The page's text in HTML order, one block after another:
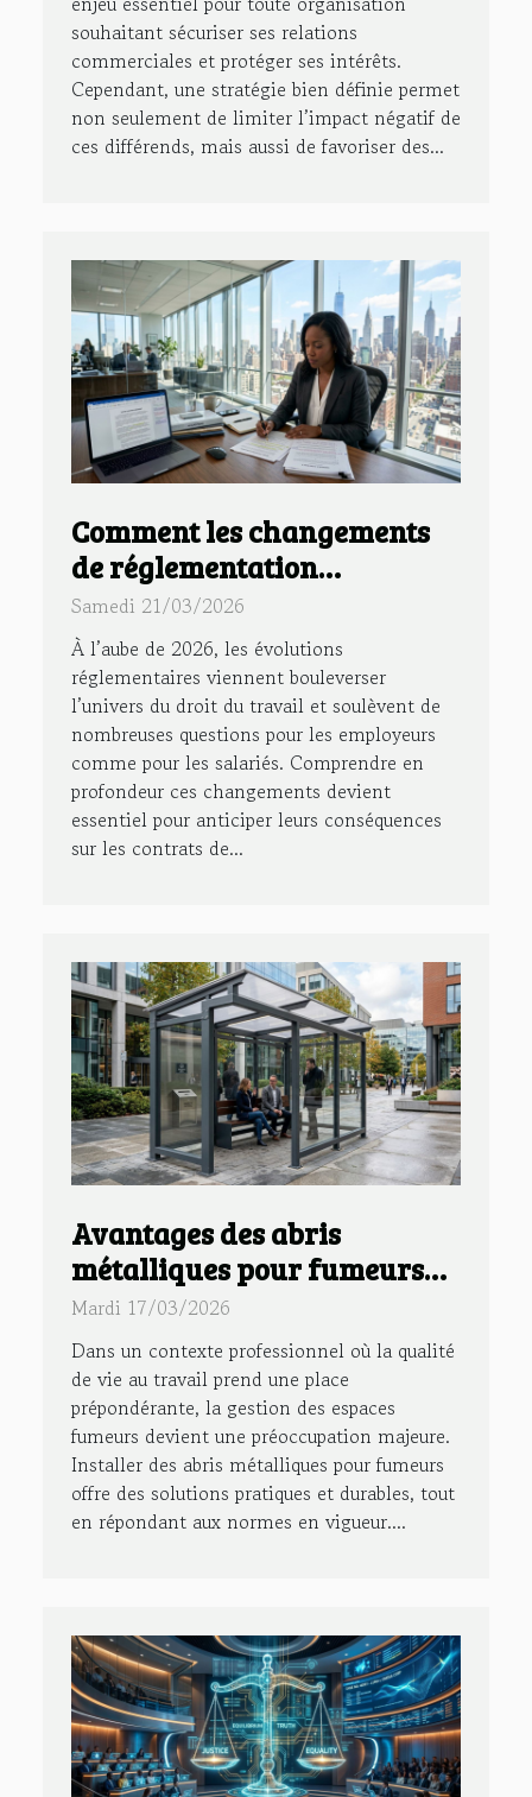
souhaitant sécuriser ses relations
commerciales et protéger ses intérêts.
Cependant, une stratégie bien définie permet
non seulement de limiter l’impact négatif de
ces différends, mais aussi de favoriser des...
Comment les changements
de réglementation
impactent les contrats de
travail en 2026 ?
Samedi 21/03/2026
À l’aube de 2026, les évolutions
réglementaires viennent bouleverser
l’univers du droit du travail et soulèvent de
nombreuses questions pour les employeurs
comme pour les salariés. Comprendre en
profondeur ces changements devient
essentiel pour anticiper leurs conséquences
sur les contrats de...
Avantages des abris
métalliques pour fumeurs
en entreprise ?
Mardi 17/03/2026
Dans un contexte professionnel où la qualité
de vie au travail prend une place
prépondérante, la gestion des espaces
fumeurs devient une préoccupation majeure.
Installer des abris métalliques pour fumeurs
offre des solutions pratiques et durables, tout
en répondant aux normes en vigueur....